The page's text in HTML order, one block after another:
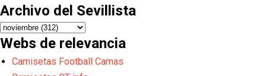
Archivo del Sevillista
Webs de relevancia
Camisetas Football Camas